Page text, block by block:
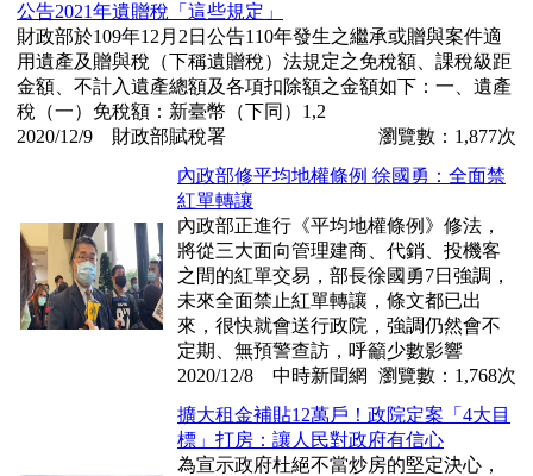
公告2021年遺贈稅「這些規定」
財政部於109年12月2日公告110年發生之繼承或贈與案件適
用遺產及贈與稅（下稱遺贈稅）法規定之免稅額、課稅級距
金額、不計入遺產總額及各項扣除額之金額如下：一、遺產
稅（一）免稅額：新臺幣（下同）1,2
2020/12/9 財政部賦稅署
瀏覽數：1,877次
內政部修平均地權條例 徐國勇：全面禁
紅單轉讓
內政部正進行《平均地權條例》修法，
將從三大面向管理建商、代銷、投機客
之間的紅單交易，部長徐國勇7日強調，
未來全面禁止紅單轉讓，條文都已出
來，很快就會送行政院，強調仍然會不
定期、無預警查訪，呼籲少數影響
2020/12/8 中時新聞網
瀏覽數：1,768次
擴大租金補貼12萬戶！政院定案「4大目
標」打房：讓人民對政府有信心
為宣示政府杜絕不當炒房的堅定決心，